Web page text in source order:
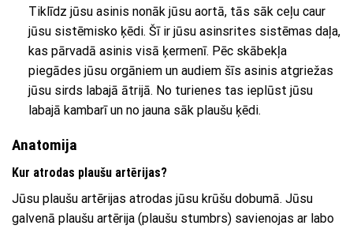
Tiklīdz jūsu asinis nonāk jūsu aortā, tās sāk ceļu caur
jūsu sistēmisko ķēdi. Šī ir jūsu asinsrites sistēmas daļa,
kas pārvadā asinis visā ķermenī. Pēc skābekļa
piegādes jūsu orgāniem un audiem šīs asinis atgriežas
jūsu sirds labajā ātrijā. No turienes tas ieplūst jūsu
labajā kambarī un no jauna sāk plaušu ķēdi.
Anatomija
Kur atrodas plaušu artērijas?
Jūsu plaušu artērijas atrodas jūsu krūšu dobumā. Jūsu
galvenā plaušu artērija (plaušu stumbrs) savienojas ar labo